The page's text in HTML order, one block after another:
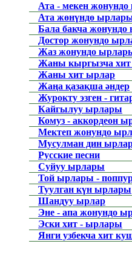
Ата - мекен
Ата жөнүндө
Бала бакча
Достор жонундо
Жаз жонундо
Жаны кыргызча
Жаны хит ырлар
Жаңа қазақша әндер
Журокту эзген -
Кайгылуу ырлары
Комуз - аккордеон
Мектеп жонундо
Мусулман дин
Русские песни
Суйуу ырлары
Той ырлары -
Туулган күн ырлары
Шандуу ырлар
Эне - апа жонундо
Эски хит - ырлары
Янги узбекча хит